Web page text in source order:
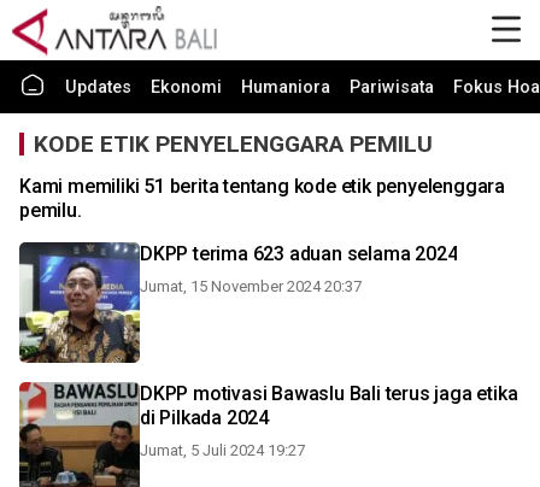
Updates Ekonomi Humaniora Pariwisata Fokus
KODE ETIK PENYELENGGARA PEMILU
Kami memiliki 51 berita tentang kode etik penyelenggara
pemilu.
DKPP terima 623 aduan selama 2024
Jumat, 15 November 2024 20:37
DKPP motivasi Bawaslu Bali terus jaga etika
di Pilkada 2024
Jumat, 5 Juli 2024 19:27